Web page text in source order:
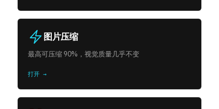
图片压缩
最高可压缩 90%，视觉质量几乎不变
打开 →